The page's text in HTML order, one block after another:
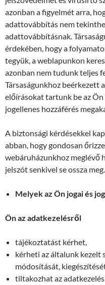
azonban a figyelmét arra,
adattovábbítás nem
adattovábbításnak.
érdekében, hogy a
tegyük, a weblapunkon
azonban nem tudunk teljes
Társaságunkhoz beérkezett
előírásokat tartunk be az
jogellenes hozzáférés
A biztonsági kérdésekkel
abban, hogy gondosan
webáruházunkhoz meglévő
jelszót senkivel se ossza meg.
Melyek az Ön jogai és
Ön az adatkezelésről
tájékoztatást kérhet,
kérheti az általunk kezelt
módosítását,
tiltakozhat az